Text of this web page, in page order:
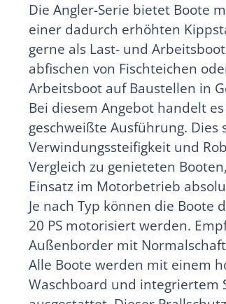
Die Angler-Serie bietet Boote
einer dadurch erhöhten
gerne als Last- und
abfischen von Fischteichen
Arbeitsboot auf Baustellen in
Bei diesem Angebot handelt
geschweißte Ausführung.
Verwindungssteifigkeit und
Vergleich zu genieteten
Einsatz im Motorbetrieb
Je nach Typ können die Boote
20 PS motorisiert werden.
Außenborder mit
Alle Boote werden mit einem
Waschboard und integriertem